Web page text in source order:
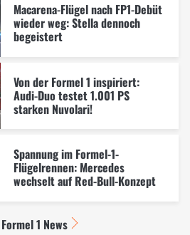
Macarena-Flügel nach FP1-Debüt
wieder weg: Stella dennoch
begeistert
Von der Formel 1 inspiriert:
Audi-Duo testet 1.001 PS
starken Nuvolari!
Spannung im Formel-1-
Flügelrennen: Mercedes
wechselt auf Red-Bull-Konzept
1 News